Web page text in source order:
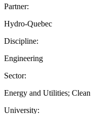
Partner:
Hydro-Quebec
Discipline:
Engineering
Sector:
Energy and Utilities;
University: